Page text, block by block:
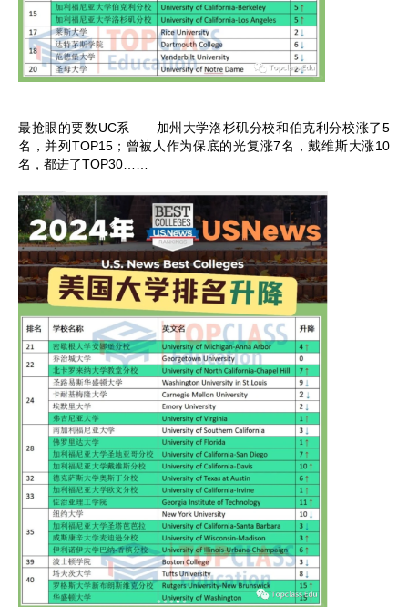
最抢眼的要数UC系——加州大学洛杉矶分校和伯克利分校涨了5
名，并列TOP15；曾被人作为保底的光复涨7名，戴维斯大涨10
名，都进了TOP30……